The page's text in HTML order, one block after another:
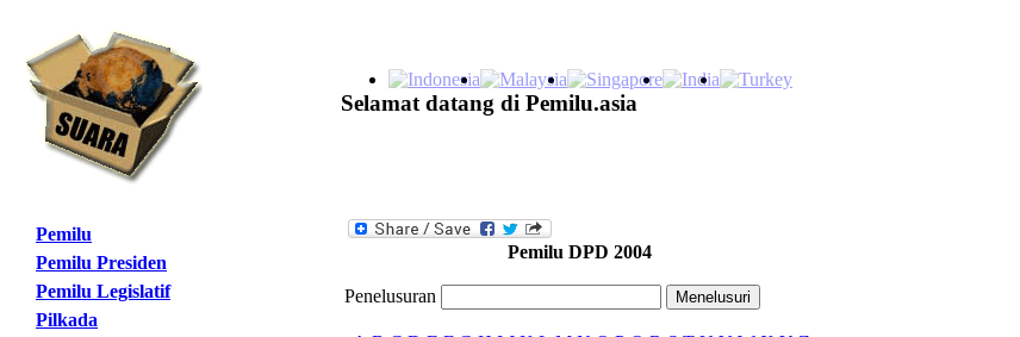
Selamat datang di Pemilu.asia
Pemilu
Pemilu Presiden
Pemilu Legislatif
Pilkada
Pemilu DPD 2004
Penelusuran